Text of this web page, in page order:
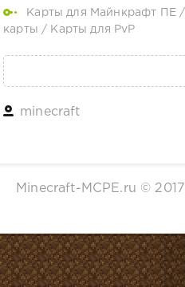
Карты для Майнкрафт ПЕ /
карты / Карты для PvP
minecraft
Minecraft-MCPE.ru © 2017